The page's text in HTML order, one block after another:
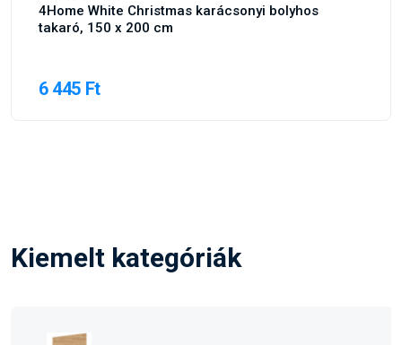
4Home White Christmas karácsonyi bolyhos
takaró, 150 x 200 cm
6 445 Ft
Kiemelt kategóriák